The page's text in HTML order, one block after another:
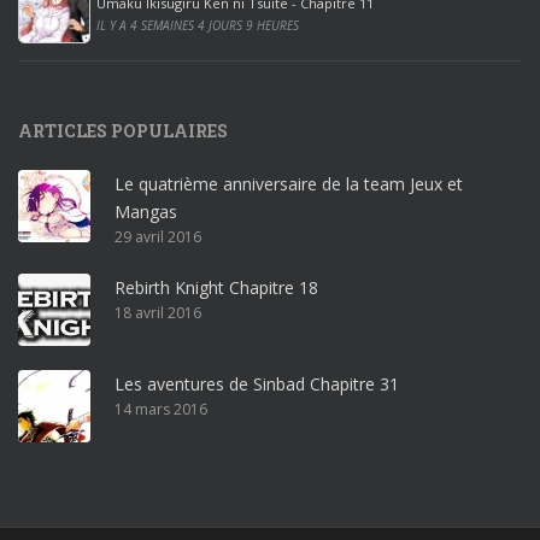
0
1
r
o
ff
i
c
e
3
r
IL Y A 4 SEMAINES 4 JOURS 9 HEURES
ARTICLES POPULAIRES
Le quatrième anniversaire de la team Jeux et
Mangas
29 avril 2016
Rebirth Knight Chapitre 18
18 avril 2016
Les aventures de Sinbad Chapitre 31
14 mars 2016